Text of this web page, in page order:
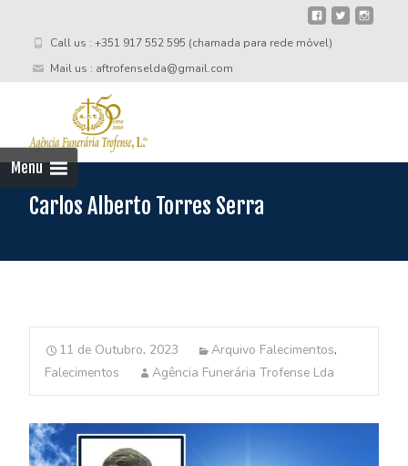
Call us : +351 917 552 595 (chamada para rede móvel)
Mail us : aftrofenselda@gmail.com
Menu
Carlos Alberto Torres Serra
11 de Outubro, 2023 Arquivo Falecimentos,
Falecimentos
Agência Funerária Trofense Lda